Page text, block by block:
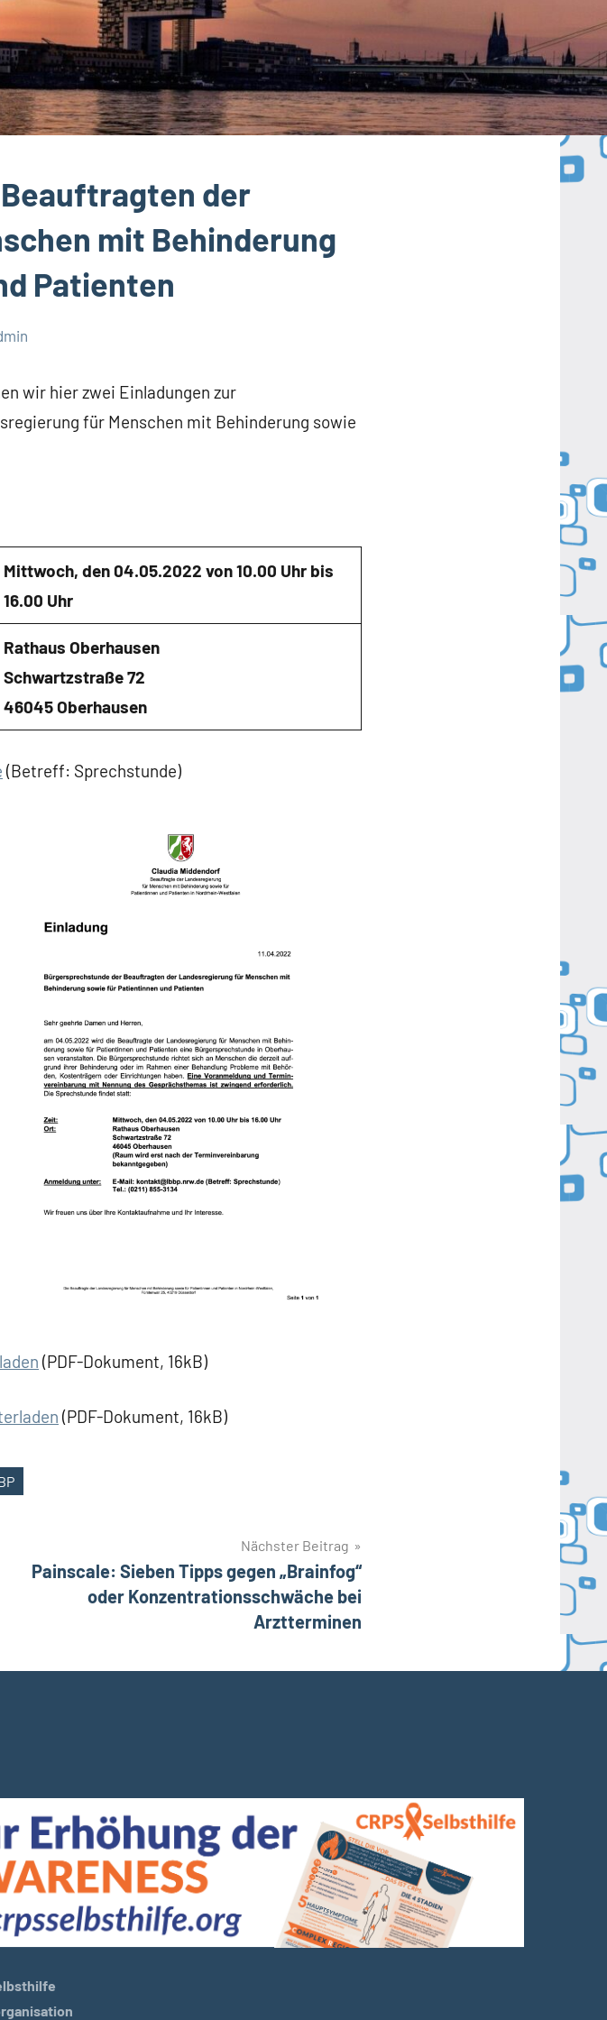
der
mit Behinderung
Patienten
wir hier zwei Einladungen zur
für Menschen mit Behinderung sowie
Mittwoch, den 04.05.2022 von 10.00 Uhr bis
16.00 Uhr
Rathaus Oberhausen
Schwartzstraße 72
46045 Oberhausen
(Betreff: Sprechstunde)
(PDF-Dokument, 16kB)
(PDF-Dokument, 16kB)
Nächster Beitrag
Painscale: Sieben Tipps gegen „Brainfog“
oder Konzentrationsschwäche bei
Arztterminen